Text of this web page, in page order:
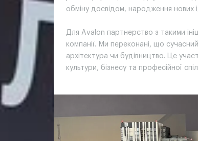
обміну досвідом, народження нових
Для Avalon партнерство з такими
компанії. Ми переконані, що
архітектура чи будівництво. Це
культури, бізнесу та професійної